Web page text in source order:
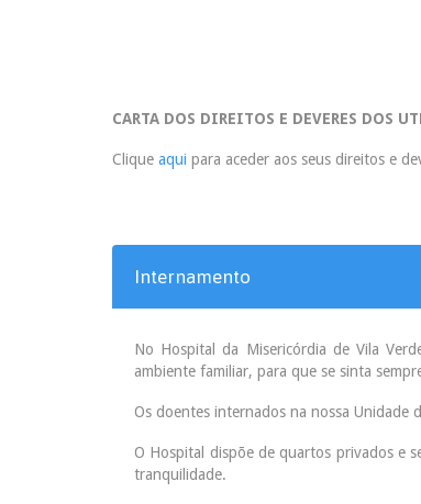
CARTA DOS DIREITOS E DEVERES DOS
Clique aqui para aceder aos seus direitos e
Internamento
No Hospital da Misericórdia de Vila
ambiente familiar, para que se sinta
Os doentes internados na nossa
O Hospital dispõe de quartos privados e
tranquilidade.